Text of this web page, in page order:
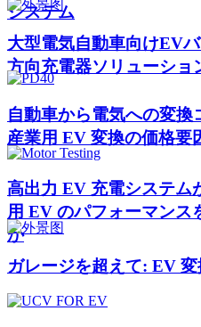
システム
大型電気自動車向けEV
方向充電器ソリューショ
自動車から電気への変
産業用 EV 変換の価格要
高出力 EV 充電システム
用 EV のパフォーマンス
か
ガレージを超えて: EV